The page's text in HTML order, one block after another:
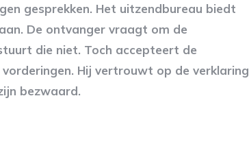
gesprekken. Het uitzendbureau biedt
De ontvanger vraagt om de
die niet. Toch accepteert de
Hij vertrouwt op de verklaring
bezwaard.